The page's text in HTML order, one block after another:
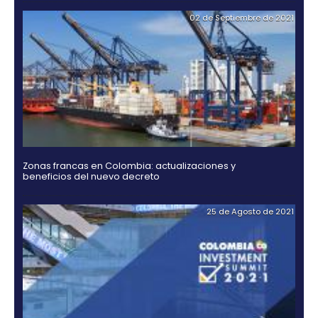
18 de
Guía Legal 2025 para Invertir en Colombia
03 de